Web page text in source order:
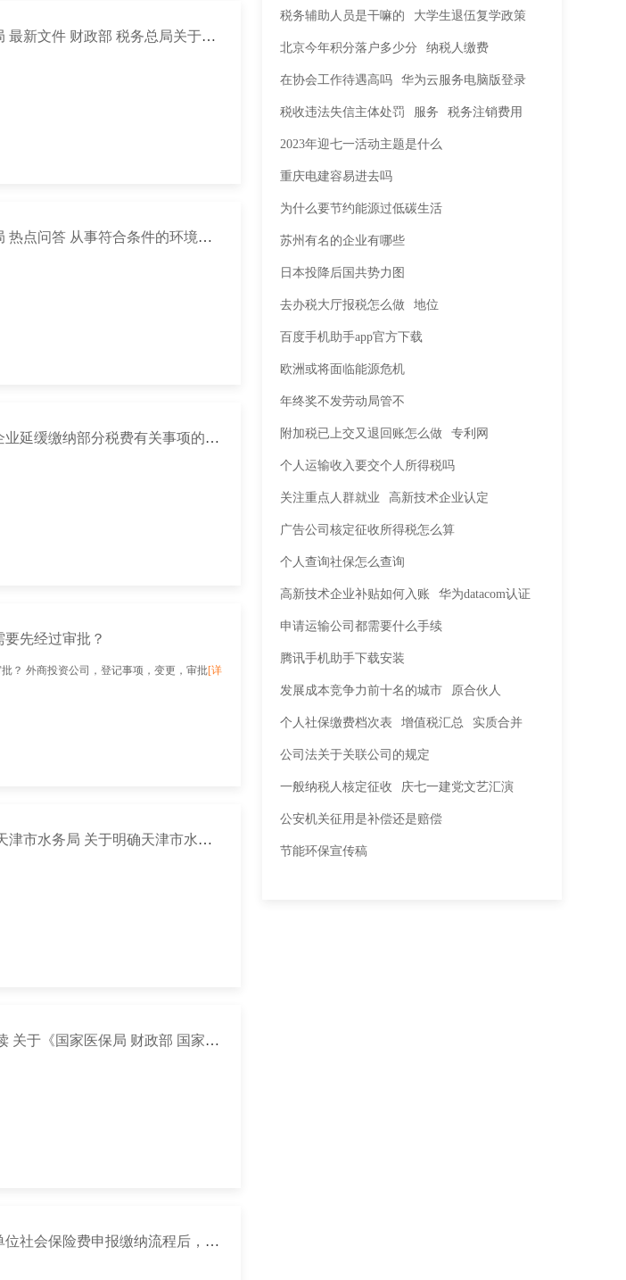
国家税务总局宁夏回族自治区税务局 最新文件 财政部 税务总局关于延续实施二手车经销有关增值税政策的公告
国家税务总局宁夏回族自治区税务局 热点问答 从事符合条件的环境保护、节能节水项目的所得能否定期减免企业所得税？
财政部关于延续实施制造业中小微企业延缓缴纳部分税费有关事项的公告
先经过审批？
？ 外商投资公司，登记事项，变更，审批[详
关于《国家税务总局天津市税务局 天津市水务局 关于明确天津市水资源税征管事项的公告》的解读
国家税务总局甘肃省税务局 政策解读 关于《国家医保局 财政部 国家税务总局关于做好2022年城乡居民基本医疗保障工作的通知》的解读
自2024年1月1日起，优化调整用人单位社会保险费申报缴纳流程后，用人单位申报缴费方式及时限具体是如何规定的？
税务辅助人员是干嘛的 大学生退伍复学政策
北京今年积分落户多少分 纳税人缴费
在协会工作待遇高吗 华为云服务电脑版登录
税收违法失信主体处罚 服务 税务注销费用
2023年迎七一活动主题是什么
重庆电建容易进去吗
为什么要节约能源过低碳生活
苏州有名的企业有哪些
日本投降后国共势力图
去办税大厅报税怎么做 地位
百度手机助手app官方下载
欧洲或将面临能源危机
年终奖不发劳动局管不
附加税已上交又退回账怎么做 专利网
个人运输收入要交个人所得税吗
关注重点人群就业 高新技术企业认定
广告公司核定征收所得税怎么算
个人查询社保怎么查询
高新技术企业补贴如何入账 华为datacom认证
申请运输公司都需要什么手续
腾讯手机助手下载安装
发展成本竞争力前十名的城市 原合伙人
个人社保缴费档次表 增值税汇总 实质合并
公司法关于关联公司的规定
一般纳税人核定征收 庆七一建党文艺汇演
公安机关征用是补偿还是赔偿
节能环保宣传稿